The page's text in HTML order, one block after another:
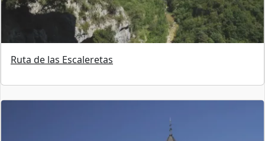
Ruta de las Escaleretas